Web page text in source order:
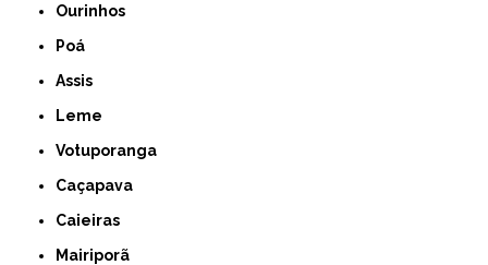
Ourinhos
Poá
Assis
Leme
Votuporanga
Caçapava
Caieiras
Mairiporã